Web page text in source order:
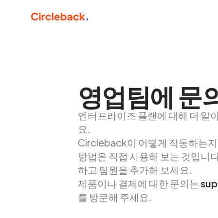
영업팀에 문
엔터프라이즈 플랜에 대해 더 알
요.
Circleback이 어떻게 작동하는지
방법은 직접 사용해 보는 것입니
하고 팀원을 추가해 보세요.
제품이나 결제에 대한 문의는
를 방문해 주세요.